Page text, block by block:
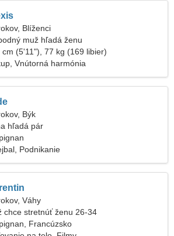
Blíženci
muž hľadá ženu
cm (5'11"), 77 kg (169 libier)
Vnútorná harmónia
Býk
hľadá pár
Podnikanie
Váhy
chce stretnúť ženu 26-34
Francúzsko